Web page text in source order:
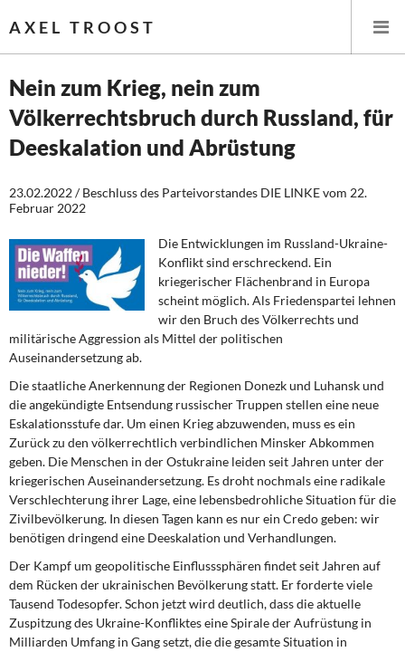
AXEL TROOST
Startseite
Leitlinien linker Wirtschafts- und Finanzpolitik
Wirtschaftspolitik
Steuer- und Finanzpolitik
Öffentliche Infrastruktur und Daseinsvorsorge
DIE LINKE
Weitere Themen
Memo-Gruppe
Institut Solidarische Moderne
Rosa-Luxemburg-Stiftung
Über mich
Nein zum Krieg, nein zum
Völkerrechtsbruch durch Russland, für
Deeskalation und Abrüstung
23.02.2022 / Beschluss des Parteivorstandes DIE LINKE vom 22.
Februar 2022
Die Entwicklungen im Russland-Ukraine-
Konflikt sind erschreckend. Ein
kriegerischer Flächenbrand in Europa
scheint möglich. Als Friedenspartei lehnen
wir den Bruch des Völkerrechts und
militärische Aggression als Mittel der politischen
Auseinandersetzung ab.
Die staatliche Anerkennung der Regionen Donezk und Luhansk und
die angekündigte Entsendung russischer Truppen stellen eine neue
Eskalationsstufe dar. Um einen Krieg abzuwenden, muss es ein
Zurück zu den völkerrechtlich verbindlichen Minsker Abkommen
geben. Die Menschen in der Ostukraine leiden seit Jahren unter der
kriegerischen Auseinandersetzung. Es droht nochmals eine radikale
Verschlechterung ihrer Lage, eine lebensbedrohliche Situation für die
Zivilbevölkerung. In diesen Tagen kann es nur ein Credo geben: wir
benötigen dringend eine Deeskalation und Verhandlungen.
Der Kampf um geopolitische Einflusssphären findet seit Jahren auf
dem Rücken der ukrainischen Bevölkerung statt. Er forderte viele
Tausend Todesopfer. Schon jetzt wird deutlich, dass die aktuelle
Zuspitzung des Ukraine-Konfliktes eine Spirale der Aufrüstung in
Milliarden Umfang in Gang setzt, die die gesamte Situation in